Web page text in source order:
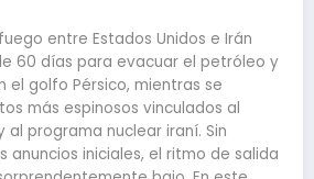
entre Estados Unidos e Irán
60 días para evacuar el petróleo y
el golfo Pérsico, mientras se
más espinosos vinculados al
al programa nuclear iraní. Sin
anuncios iniciales, el ritmo de salida